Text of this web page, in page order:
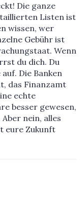
Die ganze
Listen ist
wissen, wer
Gebühr ist
Wenn
du dich. Du
Die Banken
das Finanzamt
echte
besser gewesen,
nein, alles
eure Zukunft